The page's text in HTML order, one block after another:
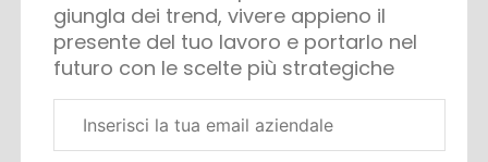
giungla dei trend, vivere appieno il
presente del tuo lavoro e portarlo nel
futuro con le scelte più strategiche
aziendale